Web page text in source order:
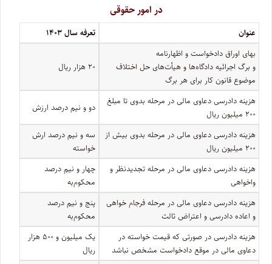
در امور حقوقی
عنوان
تعرفه سال ۱۴۰۳
بهای اوراق دادخواست و اظهارنامه
و برگ اجرائیه دادگاه‌ها و هیأت‌های حل اختلاف
موضوع قانون کار برای هر برگ
۲۰ هزار ریال
هزینه دادرسی دعاوی مالی در مرحله بدوی تا مبلغ
۲۰۰ میلیون ریال
دو و نیم درصد ارزش
هزینه دادرسی دعاوی مالی در مرحله بدوی بیش از
۲۰۰ میلیون ریال
سه و نیم درصد ارش
خواسته
هزینه دادرسی دعاوی مالی در مرحله تجدیدنظر و
واخواهی
چهار و نیم درصد
محکوم‌به
هزینه دادرسی دعاوی مالی در مرحله فرجام خواهی
و اعاده دادرسی و اعتراض ثالث
پنج و نیم درصد
محکوم‌به
هزینه دادرسی در صورتی که قیمت خواسته در
دعاوی مالی در موقع دادخواست مشخص نباشد
یک میلیون و ۵۰۰ هزار
ریال